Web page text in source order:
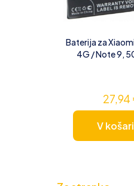
Baterija za
4G / Note 9,
27,94
V